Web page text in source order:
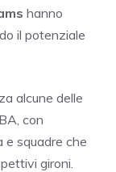
hanno
il potenziale
alcune delle
con
e squadre che
gironi.